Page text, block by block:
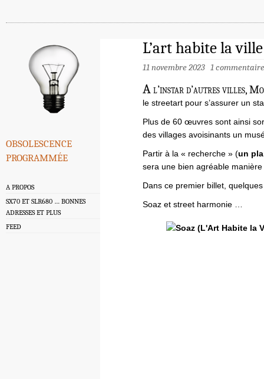
obsolescence
programmée
A PROPOS
SX70 ET SLR680 … BONNES
ADRESSES ET PLUS
FEED
L’art habite la
11 novembre 2023 1 commentaire
Al’instar d’autres villes,
le streetart pour s’assurer un
Plus de 60 œuvres sont ainsi
des villages avoisinants un
Partir à la « recherche » (un
sera une bien agréable
Dans ce premier billet,
Soaz et street harmonie …